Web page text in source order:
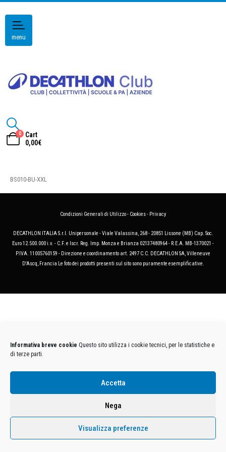
Informativa breve cookie Questo sito utilizza i cookie tecnici, per le statistiche e
di terze parti.
Accetta
Nega
Visualizza preferenze
menu
0
Cart
0,00€
BS010-BU-XXL
Condizioni Generali di Utilizzo- Cookies- Privacy
DECATHLON ITALIA S.r.l. Unipersonale - Viale Valassina, 268 - 20851 Lissone (MB) Cap. Soc.
Euro 12.500.000 i.v. - C.F. e Iscr. Reg. Imp. Monza e Brianza 02137480964 - R.E.A. MB-1370021 -
P.IVA. 11005760159 - Direzione e coordinamento art. 2497 C.C. DECATHLON SA, Villeneuve
D'Ascq, Francia Le foto dei prodotti presenti sul sito sono puramente esemplificative.